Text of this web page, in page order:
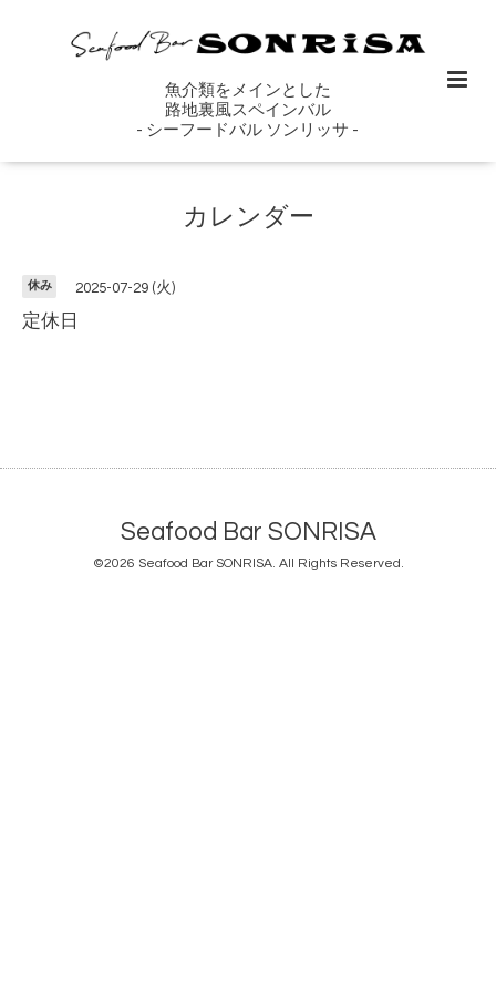
魚介類をメインとした
路地裏風スペインバル
- シーフードバル ソンリッサ -
カレンダー
休み 2025-07-29 (火)
定休日
Seafood Bar SONRISA
©2026 Seafood Bar SONRISA. All Rights Reserved.